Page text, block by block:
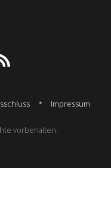
Impressum
vorbehalten.